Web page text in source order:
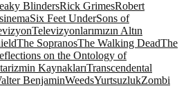
BlindersRick GrimesRobert
sinemaSix Feet UnderSons of
Televizyonlarımızın Altın
The SopranosThe Walking DeadThe
on the Ontology of
KaynaklarıTranscendental
BenjaminWeedsYurtsuzlukZombi